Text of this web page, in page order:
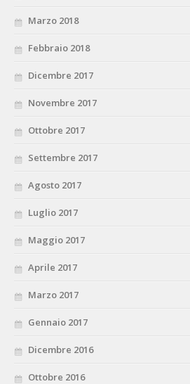
Marzo 2018
Febbraio 2018
Dicembre 2017
Novembre 2017
Ottobre 2017
Settembre 2017
Agosto 2017
Luglio 2017
Maggio 2017
Aprile 2017
Marzo 2017
Gennaio 2017
Dicembre 2016
Ottobre 2016